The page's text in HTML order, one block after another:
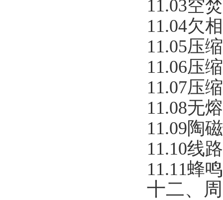
11.03空
11.04欠
11.05压
11.06压
11.07压
11.08无
11.09陶
11.10线
11.11蜂
十二、